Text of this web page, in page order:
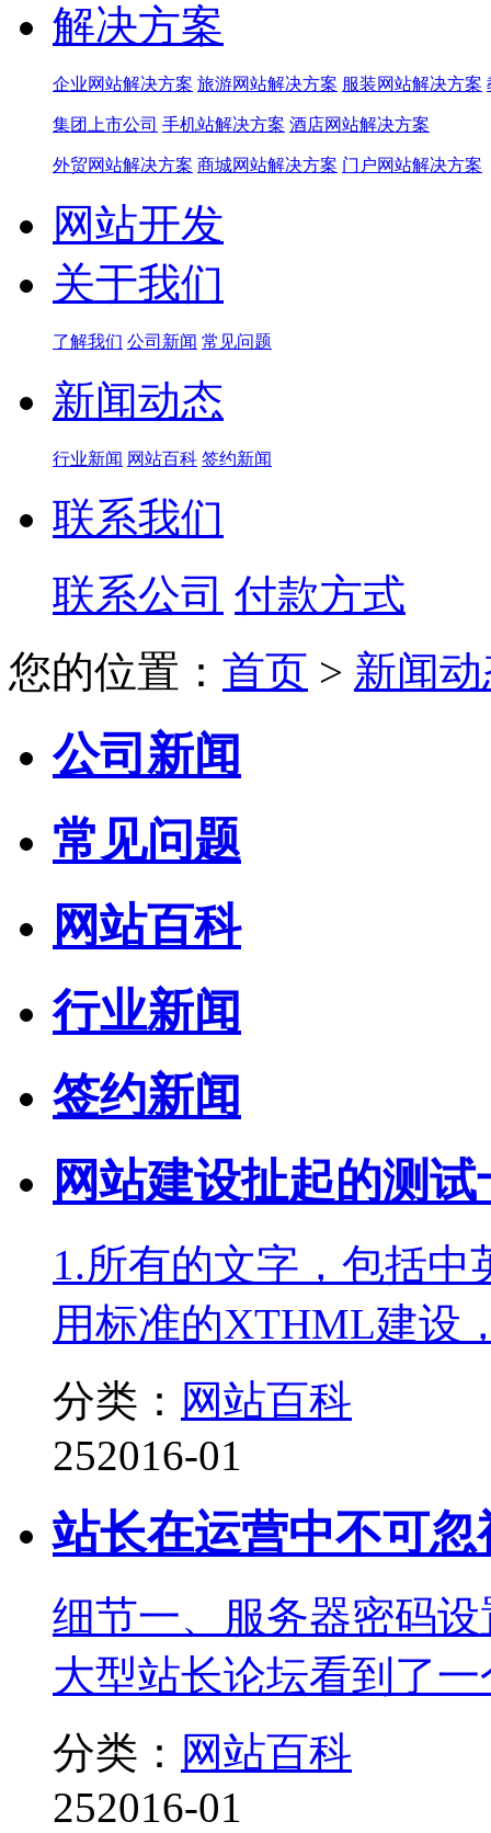
解决方案
企业网站解决方案 旅游网站解决方案 服装网站解决方案
集团上市公司 手机站解决方案 酒店网站解决方案
外贸网站解决方案 商城网站解决方案 门户网站解决方案
网站开发
关于我们
了解我们 公司新闻 常见问题
新闻动态
行业新闻 网站百科 签约新闻
联系我们
联系公司 付款方式
您的位置： 首页 > 新闻
公司新闻
常见问题
网站百科
行业新闻
签约新闻
网站建设扯起的测
1.所有的文字，包括
用标准的XTHML建设
分类： 网站百科
252016-01
站长在运营中不可
细节一、服务器密码
大型站长论坛看到了
分类： 网站百科
252016-01